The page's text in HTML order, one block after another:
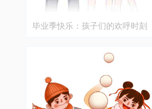
毕业季快乐：孩子们的欢呼时刻